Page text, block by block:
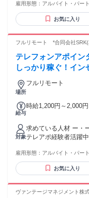
クル・買取関連の業務経験があ
━━･･━━･･━━･･ ⭐経験者歓迎！ ⭐学歴不問！ ⭐年齢不
問！ ⭐ブランクOK
➰電話対応業務経験
保したい方 ➰家庭と
雇用形態： アルバイト・パート
お気に入り
フルリモート *合同会社SRK(
テレフォンアポイン
しっかり稼ぐ！イン
場所
フルリモート
給与
時給1,200円～2,000
対象
求めている人材 ー・
テレアポ経験者活躍
ールセンターや営業、 テレアポなど発信業務経験者は大歓
迎！ ー・ー・ー・ー
における注意事項＞
ポートもしますので
雇用形態： アルバイト・パート
お気に入り
ヴァンテージマネジメント株